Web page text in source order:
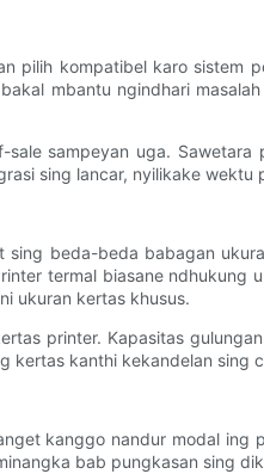
pilih kompatibel karo
mbantu ngindhari
sampeyan uga.
sing lancar, nyilikake
beda-beda babagan
termal biasane
ukuran kertas khusus.
printer. Kapasitas
kertas kanthi kekandelan sing
kanggo nandur modal ing
bab pungkasan sing